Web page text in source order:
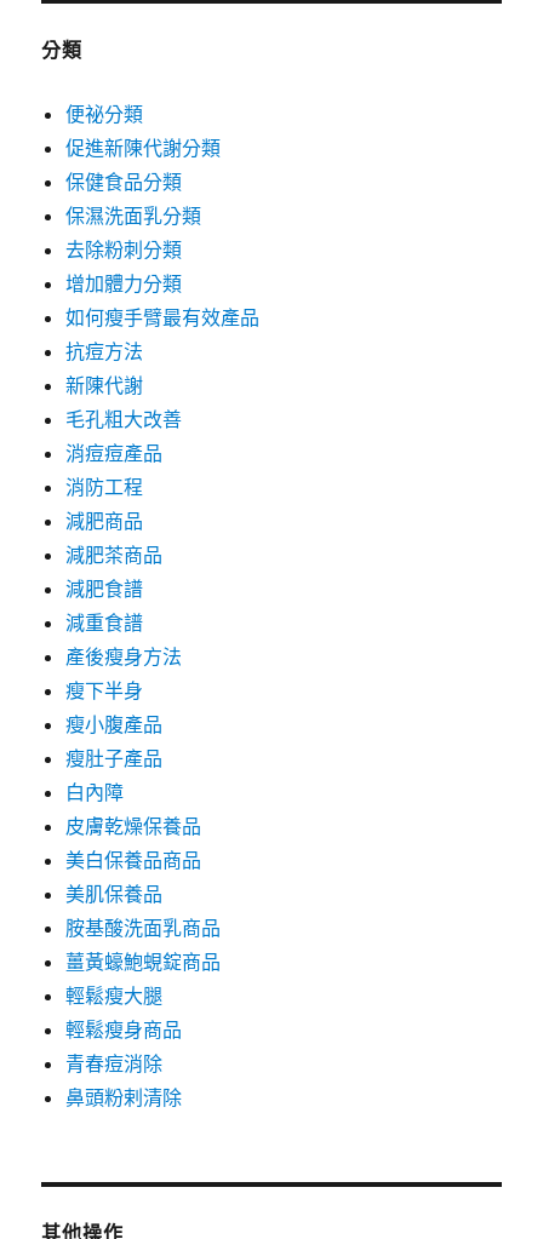
分類
便祕分類
促進新陳代謝分類
保健食品分類
保濕洗面乳分類
去除粉刺分類
增加體力分類
如何瘦手臂最有效產品
抗痘方法
新陳代謝
毛孔粗大改善
消痘痘產品
消防工程
減肥商品
減肥茶商品
減肥食譜
減重食譜
產後瘦身方法
瘦下半身
瘦小腹產品
瘦肚子產品
白內障
皮膚乾燥保養品
美白保養品商品
美肌保養品
胺基酸洗面乳商品
薑黃蠔鮑蜆錠商品
輕鬆瘦大腿
輕鬆瘦身商品
青春痘消除
鼻頭粉剌清除
其他操作